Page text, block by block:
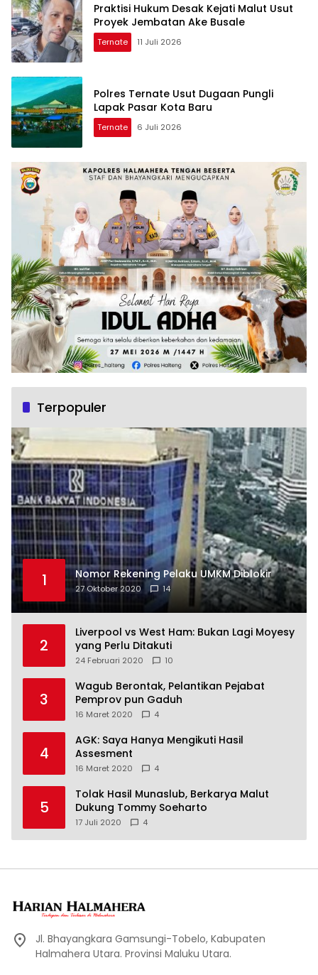
Praktisi Hukum Desak Kejati Malut Usut
Proyek Jembatan Ake Busale
Ternate 11 Juli 2026
Polres Ternate Usut Dugaan Pungli
Lapak Pasar Kota Baru
Ternate 6 Juli 2026
Terpopuler
1 Nomor Rekening Pelaku UMKM Diblokir
27 Oktober 2020 14
2
Liverpool vs West Ham: Bukan Lagi Moyesy
yang Perlu Ditakuti
24 Februari 2020 10
3
Wagub Berontak, Pelantikan Pejabat
Pemprov pun Gaduh
16 Maret 2020 4
4
AGK: Saya Hanya Mengikuti Hasil
Assesment
16 Maret 2020 4
5
Tolak Hasil Munaslub, Berkarya Malut
Dukung Tommy Soeharto
17 Juli 2020 4
Jl. Bhayangkara Gamsungi-Tobelo, Kabupaten
Halmahera Utara. Provinsi Maluku Utara.